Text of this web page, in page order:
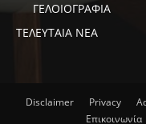
ΓΕΛΟΙΟΓΡΑΦΙΑ
ΤΕΛΕΥΤΑΙΑ ΝΕΑ
Disclaimer Privacy
Επικοινωνία